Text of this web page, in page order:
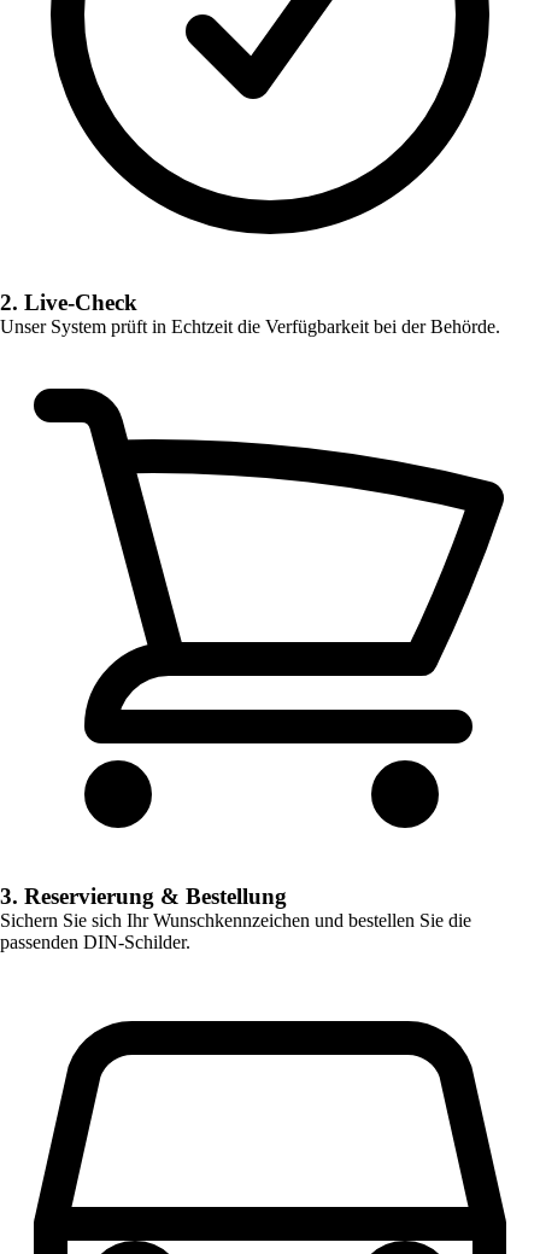
2. Live-Check
Unser System prüft in Echtzeit die Verfügbarkeit bei der Behörde.
3. Reservierung & Bestellung
Sichern Sie sich Ihr Wunschkennzeichen und bestellen Sie die
passenden DIN-Schilder.